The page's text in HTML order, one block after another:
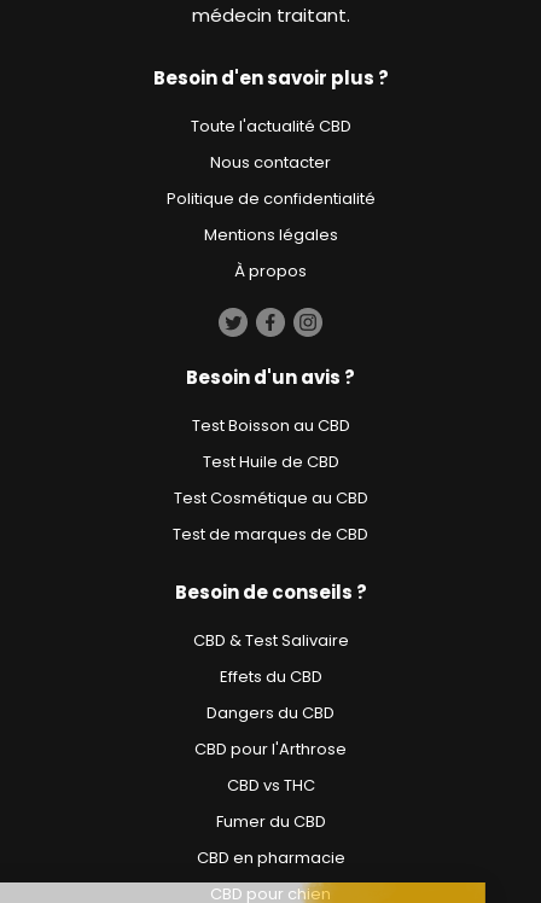
médecin traitant.
Besoin d'en savoir plus ?
Toute l'actualité CBD
Nous contacter
Politique de confidentialité
Mentions légales
À propos
Besoin d'un avis ?
Test Boisson au CBD
Test Huile de CBD
Test Cosmétique au CBD
Test de marques de CBD
Besoin de conseils ?
CBD & Test Salivaire
Effets du CBD
Dangers du CBD
CBD pour l'Arthrose
CBD vs THC
Fumer du CBD
CBD en pharmacie
CBD pour chien